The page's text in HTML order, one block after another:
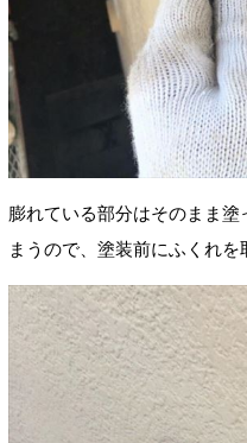
膨れている部分はそのまま
まうので、塗装前にふくれを